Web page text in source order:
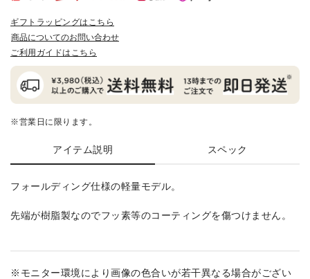
ギフトラッピングはこちら
商品についてのお問い合わせ
ご利用ガイドはこちら
※営業日に限ります。
アイテム説明 スペック
フォールディング仕様の軽量モデル。
先端が樹脂製なのでフッ素等のコーティングを傷つけません。
※モニター環境により画像の色合いが若干異なる場合がござい